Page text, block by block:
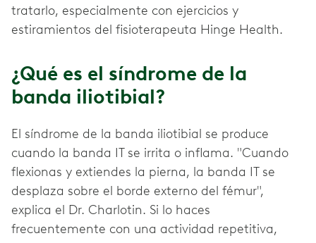
tratarlo, especialmente con ejercicios y
estiramientos del fisioterapeuta Hinge Health.
¿Qué es el síndrome de la
banda iliotibial?
El síndrome de la banda iliotibial se produce
cuando la banda IT se irrita o inflama. "Cuando
flexionas y extiendes la pierna, la banda IT se
desplaza sobre el borde externo del fémur",
explica el Dr. Charlotin. Si lo haces
frecuentemente con una actividad repetitiva,